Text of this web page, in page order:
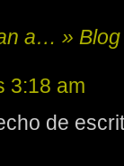
a… »
3:18 am
de